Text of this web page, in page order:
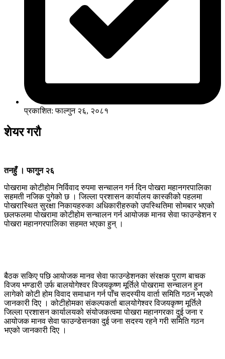
प्रकाशित: फाल्गुन २६, २०८१
शेयर गरौ
तनहुँ । फागुन २६
पोखरामा कोटीहोम निर्विवाद रुपमा सन्चालन गर्न दिन पोखरा महानगरपालिका
सहमती नजिक पुगेको छ । जिल्ला प्रशासन कार्यालय कास्कीको पहलमा
पोखरास्थित सुरक्षा निकायहरुका अधिकारीहरुको उपस्थितिमा सोमबार भएको
छलफलमा पोखरामा कोटीहोम सन्चालन गर्न आयोजक मानव सेवा फाउन्डेशन र
पोखरा महानगरपालिका सहमत भएका हुन् ।
बैठक सकिए पछि आयोजक मानव सेवा फाउन्डेशनका संरक्षक पुराण बाचक
विजय भण्डारी उर्फ बालयोगेश्वर विजयकृष्ण मूर्तिले पोखरामा सन्चालन हुन
लागेको कोटी होम विवाद समाधान गर्न पाँच सदस्यीय वार्ता समिति गठन भएको
जानकारी दिए । कोटीहोमका संकल्पकर्ता बालयोगेश्वर विजयकृष्ण मूर्तिले
जिल्ला प्रशासन कार्यालयको संयोजकत्वमा पोखरा महानगरका दुई जना र
आयोजक मानव सेवा फाउन्डेसनका दुई जना सदस्य रहने गरी समिति गठन
भएको जानकारी दिए ।